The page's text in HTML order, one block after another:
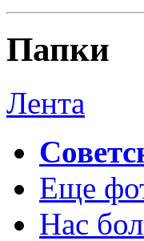
Папки
Лента
Еще
Нас